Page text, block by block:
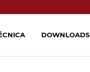
DOWNLOADS